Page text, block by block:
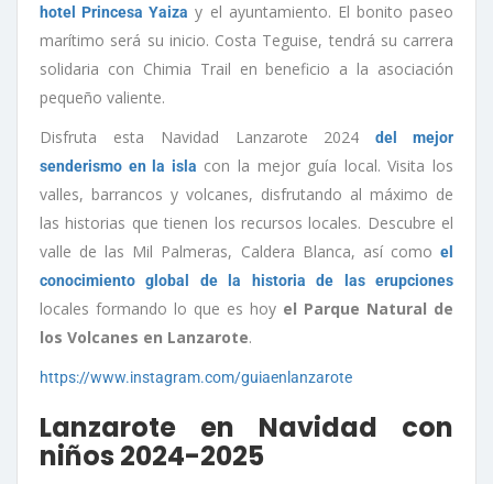
hotel Princesa Yaiza y el ayuntamiento. El bonito paseo
marítimo será su inicio. Costa Teguise, tendrá su carrera
solidaria con Chimia Trail en beneficio a la asociación
pequeño valiente.
Disfruta esta Navidad Lanzarote 2024del mejor
senderismo en la isla con la mejor guía local. Visita los
valles, barrancos y volcanes, disfrutando al máximo de
las historias que tienen los recursos locales. Descubre el
valle de las Mil Palmeras, Caldera Blanca, así como el
conocimiento global de la historia de las erupciones
locales formando lo que es hoy el Parque Natural de
los Volcanes en Lanzarote.
https://www.instagram.com/guiaenlanzarote
Lanzarote en Navidad con
niños 2024-2025